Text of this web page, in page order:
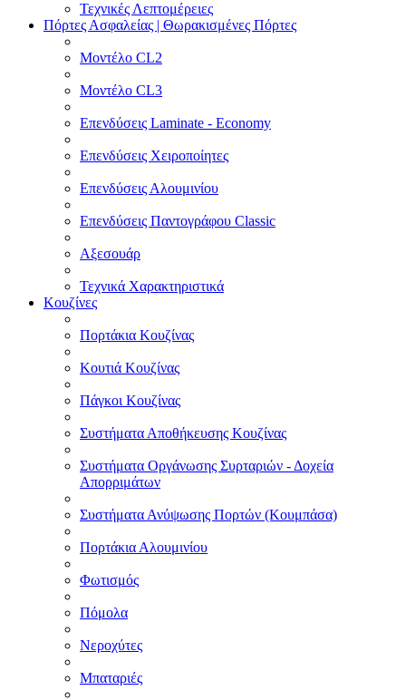
Τεχνικές Λεπτομέρειες
Πόρτες Ασφαλείας | Θωρακισμένες Πόρτες
Μοντέλο CL2
Μοντέλο CL3
Επενδύσεις Laminate - Economy
Επενδύσεις Χειροποίητες
Επενδύσεις Αλουμινίου
Επενδύσεις Παντογράφου Classic
Αξεσουάρ
Τεχνικά Χαρακτηριστικά
Κουζίνες
Πορτάκια Κουζίνας
Κουτιά Κουζίνας
Πάγκοι Κουζίνας
Συστήματα Αποθήκευσης Κουζίνας
Συστήματα Οργάνωσης Συρταριών - Δοχεία
Απορριμάτων
Συστήματα Ανύψωσης Πορτών (Κουμπάσα)
Πορτάκια Αλουμινίου
Φωτισμός
Πόμολα
Νεροχύτες
Μπαταριές